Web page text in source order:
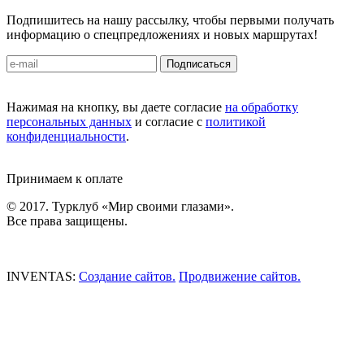
Подпишитесь на нашу рассылку, чтобы первыми получать
информацию о спецпредложениях и новых маршрутах!
Подписаться
Нажимая на кнопку, вы даете согласие на обработку
персональных данных и согласие с политикой
конфиденциальности.
Принимаем к оплате
© 2017. Турклуб «Мир своими глазами».
Все права защищены.
INVENTAS: Создание сайтов. Продвижение сайтов.